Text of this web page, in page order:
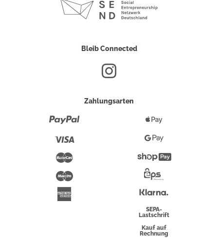
Bleib Connected
Zahlungsarten
Maestro
Pay
Google
Pay
Überweisung
SEPA-
Lastschrift
Kauf auf
Rechnung